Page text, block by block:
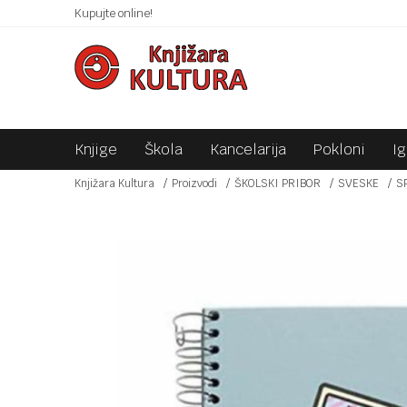
Kupujte online!SIGURNO PLAĆANJE PLATNIM KARTICAMA!
Knjige Škola Kancelarija Pokloni
Knjižara Kultura Proizvodi ŠKOLSKI PRIBOR SVESKE